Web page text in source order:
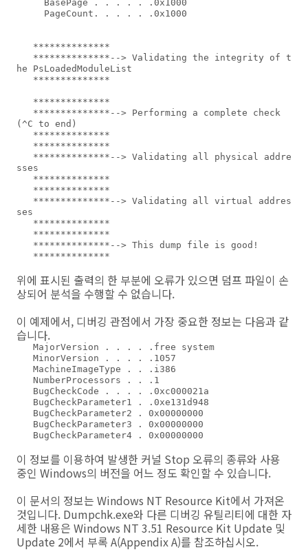
he PsLoadedModuleList
(^C to end)
sses
ses
위에 표시된 출력의 한 부분에 오류가 있으면 덤프 파일이 손
상되어 분석을 수행할 수 없습니다.
이 예제에서, 디버깅 관점에서 가장 중요한 정보는 다음과 같
습니다.
이 정보를 이용하여 발생한 커널 Stop 오류의 종류와 사용
중인 Windows의 버전을 어느 정도 확인할 수 있습니다.
이 문서의 정보는 Windows NT Resource Kit에서 가져온
것입니다. Dumpchk.exe와 다른 디버깅 유틸리티에 대한 자
세한 내용은 Windows NT 3.51 Resource Kit Update 및
Update 2에서 부록 A(Appendix A)를 참조하십시오.